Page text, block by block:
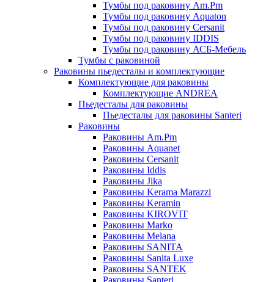
Тумбы под раковину Am.Pm
Тумбы под раковину Aquaton
Тумбы под раковину Cersanit
Тумбы под раковину IDDIS
Тумбы под раковину АСБ-Мебель
Тумбы с раковиной
Раковины пьедесталы и комплектующие
Комплектующие для раковины
Комплектующие ANDREA
Пьедесталы для раковины
Пьедесталы для раковины Santeri
Раковины
Раковины Am.Pm
Раковины Aquanet
Раковины Cersanit
Раковины Iddis
Раковины Jika
Раковины Kerama Marazzi
Раковины Keramin
Раковины KIROVIT
Раковины Marko
Раковины Melana
Раковины SANITA
Раковины Sanita Luxe
Раковины SANTEK